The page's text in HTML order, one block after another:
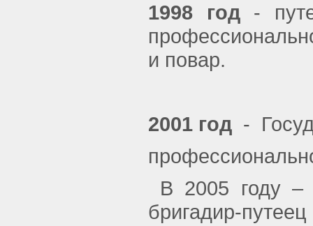
1998 год-
и повар.
2001 год -
В 2005 году –
бригадир-